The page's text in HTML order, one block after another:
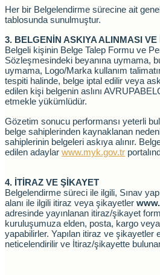
Her bir Belgelendirme sürecine ait
tablosunda sunulmuştur.
3. BELGENİN ASKIYA ALINMASI VE
Belgeli kişinin Belge Talep Formu ve
Sözleşmesindeki beyanına uymama,
uymama, Logo/Marka kullanım
tespiti halinde, belge iptal edilir veya
edilen kişi belgenin aslını
etmekle yükümlüdür.
Gözetim sonucu performansı yeterli
belge sahiplerinden kaynaklanan
sahiplerinin belgeleri askıya alınır.
edilen adaylar www.myk.gov.tr
4. İTİRAZ VE ŞİKAYET
Belgelendirme süreci ile ilgili, Sınav
alanı ile ilgili itiraz veya şikayetler
adresinde yayınlanan itiraz/şikayet
kuruluşumuza elden, posta, kargo
yapabilirler. Yapılan itiraz ve şikayetler
neticelendirilir ve İtiraz/şikayette